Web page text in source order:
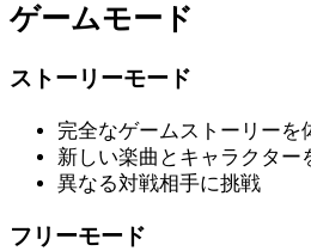
ゲームモード
ストーリーモード
完全なゲームストーリーを
新しい楽曲とキャラクター
異なる対戦相手に挑戦
フリーモード